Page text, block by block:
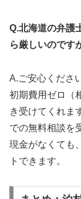
Q.北海道の弁護
ら厳しいのです
A.ご安心くださ
初期費用ゼロ（
き受けてくれま
での無料相談を
現金がなくても
トできます。